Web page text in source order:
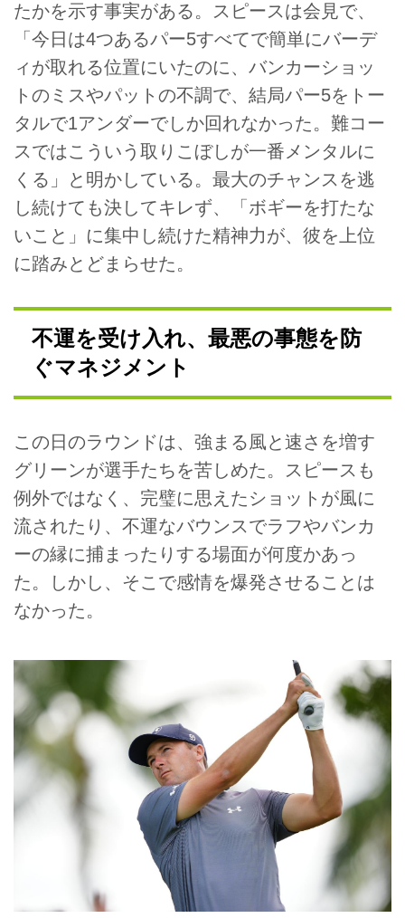
たかを示す事実がある。スピースは会見で、
「今日は4つあるパー5すべてで簡単にバーデ
ィが取れる位置にいたのに、バンカーショッ
トのミスやパットの不調で、結局パー5をトー
タルで1アンダーでしか回れなかった。難コー
スではこういう取りこぼしが一番メンタルに
くる」と明かしている。最大のチャンスを逃
し続けても決してキレず、「ボギーを打たな
いこと」に集中し続けた精神力が、彼を上位
に踏みとどまらせた。
不運を受け入れ、最悪の事態を防
ぐマネジメント
この日のラウンドは、強まる風と速さを増す
グリーンが選手たちを苦しめた。スピースも
例外ではなく、完璧に思えたショットが風に
流されたり、不運なバウンスでラフやバンカ
ーの縁に捕まったりする場面が何度かあっ
た。しかし、そこで感情を爆発させることは
なかった。